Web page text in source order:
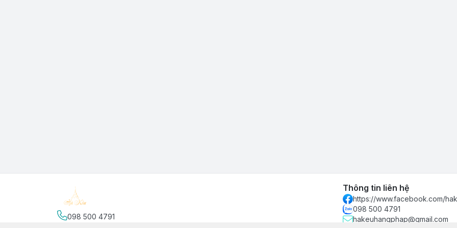
098 500 4791
Thông tin liên hệ
https://www.facebook.com/
098 500 4791
hakeuhangphap@gmail.com